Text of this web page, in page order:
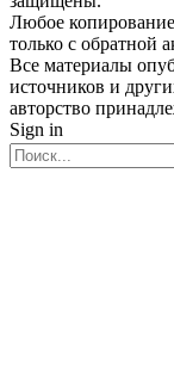
Любое копирование
только с обратной
Все материалы
источников и
авторство
Sign in